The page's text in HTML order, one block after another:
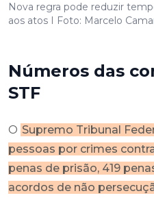
Nova regra pode reduzir
aos atos I Foto: Marcelo
Números das
STF
O Supremo Tribunal
pessoas por crimes
penas de prisão, 419
acordos de não